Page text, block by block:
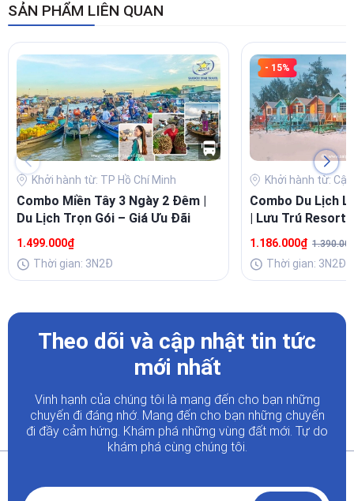
SẢN PHẨM LIÊN QUAN
Khởi hành từ: TP Hồ Chí Minh
Combo Miền Tây 3 Ngày 2 Đêm |
Du Lịch Trọn Gói – Giá Ưu Đãi
1.499.000₫
Thời gian: 3N2Đ
- 15%
Khởi hành từ:
Combo Du Lịch
| Lưu Trú Resort
Buffet Sang
1.186.000₫
Thời gian: 3N2Đ
Theo dõi và cập nhật tin tức
mới nhất
Vinh hạnh của chúng tôi là mang đến cho bạn những
chuyến đi đáng nhớ. Mang đến cho bạn những chuyến
đi đầy cảm hứng. Khám phá những vùng đất mới. Tự do
khám phá cùng chúng tôi.